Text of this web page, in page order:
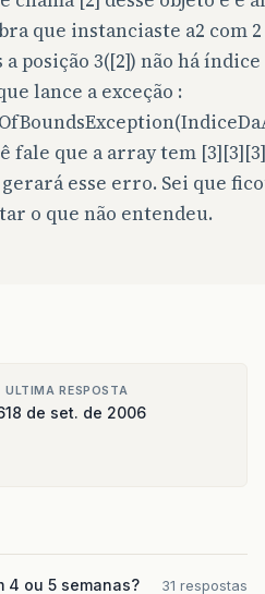
que instanciaste a2 com 2
a posição 3([2]) não há
lance a exceção :
fale que a array tem
esse erro. Sei que
o que não entendeu.
ULTIMA RESPOSTA
18 de set. de 2006
4 ou 5 semanas?
31 respostas